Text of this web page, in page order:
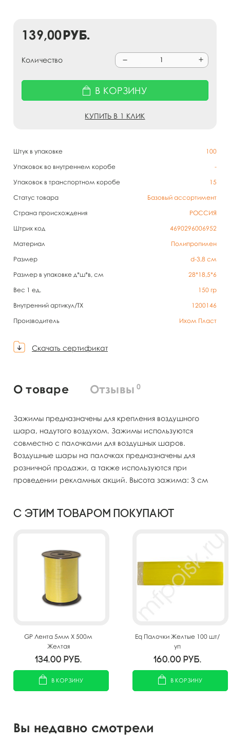
Штук в упаковке
100
Упаковок во внутреннем коробе
-
Упаковок в транспортном коробе
15
Статус товара
Базовый ассортимент
Страна происхождения
РОССИЯ
Штрих код
4690296006952
Материал
Полипропилен
Размер
d-3,8 см
Размер в упаковке д*ш*в, см
28*18,5*6
Вес 1 ед.
150 гр
Внутренний артикул/TX
1200146
Производитель
Ихом Пласт
Скачать сертификат
139,00руб.
Количество
В КОРЗИНУ
КУПИТЬ В 1 КЛИК
О товаре Отзывы 0
Зажимы предназначены для крепления воздушного
шара, надутого воздухом. Зажимы используются
совместно с палочками для воздушных шаров.
Воздушные шары на палочках предназначены для
розничной продажи, а также используются при
проведении рекламных акций. Высота зажима: 3 см
С этим товаром покупают
GP Лента 5мм X 500м
Желтая
134.00 руб.
В КОРЗИНУ
Eq Палочки Желтые 100 шт/
уп
160.00 руб.
В КОРЗИНУ
Вы недавно смотрели